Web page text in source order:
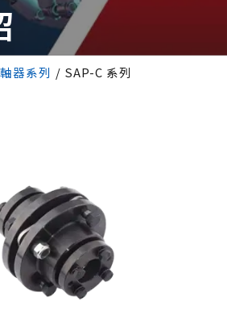
器系列 / SAP-C 系列